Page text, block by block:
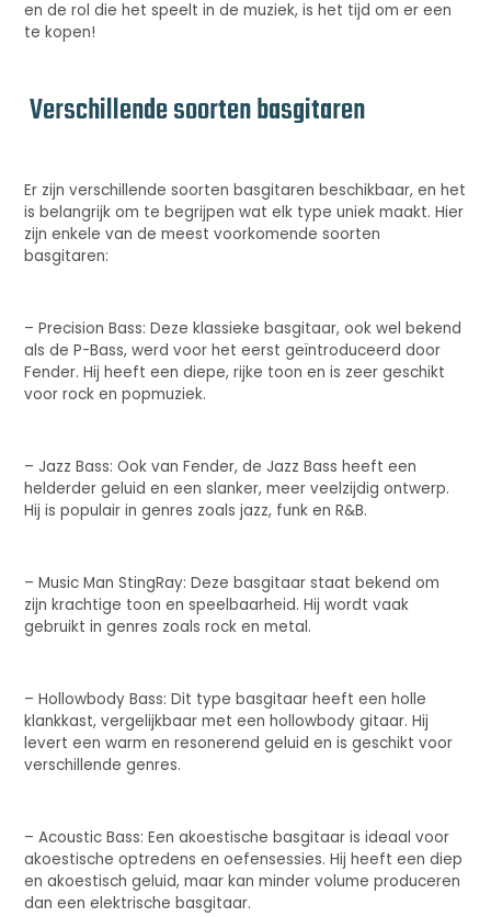
en de rol die het speelt in de muziek, is het tijd om er een
te kopen!
Verschillende soorten basgitaren
Er zijn verschillende soorten basgitaren beschikbaar, en het
is belangrijk om te begrijpen wat elk type uniek maakt. Hier
zijn enkele van de meest voorkomende soorten
basgitaren:
– Precision Bass: Deze klassieke basgitaar, ook wel bekend
als de P-Bass, werd voor het eerst geïntroduceerd door
Fender. Hij heeft een diepe, rijke toon en is zeer geschikt
voor rock en popmuziek.
– Jazz Bass: Ook van Fender, de Jazz Bass heeft een
helderder geluid en een slanker, meer veelzijdig ontwerp.
Hij is populair in genres zoals jazz, funk en R&B.
– Music Man StingRay: Deze basgitaar staat bekend om
zijn krachtige toon en speelbaarheid. Hij wordt vaak
gebruikt in genres zoals rock en metal.
– Hollowbody Bass: Dit type basgitaar heeft een holle
klankkast, vergelijkbaar met een hollowbody gitaar. Hij
levert een warm en resonerend geluid en is geschikt voor
verschillende genres.
– Acoustic Bass: Een akoestische basgitaar is ideaal voor
akoestische optredens en oefensessies. Hij heeft een diep
en akoestisch geluid, maar kan minder volume produceren
dan een elektrische basgitaar.